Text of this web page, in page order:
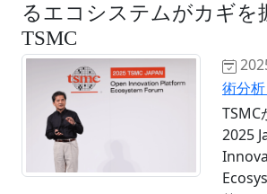
るエコシステムがカギを
TSMC
術分析
TSMC
2025